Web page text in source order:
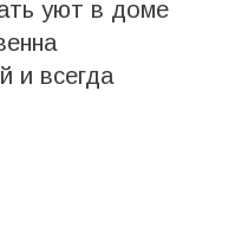
уют в доме
и всегда